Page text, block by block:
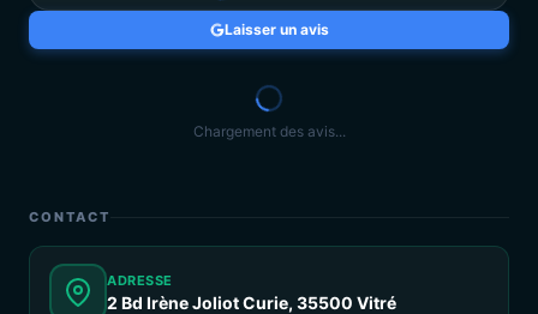
Laisser un avis
Chargement des avis...
CONTACT
ADRESSE
2 Bd Irène Joliot Curie, 35500 Vitré